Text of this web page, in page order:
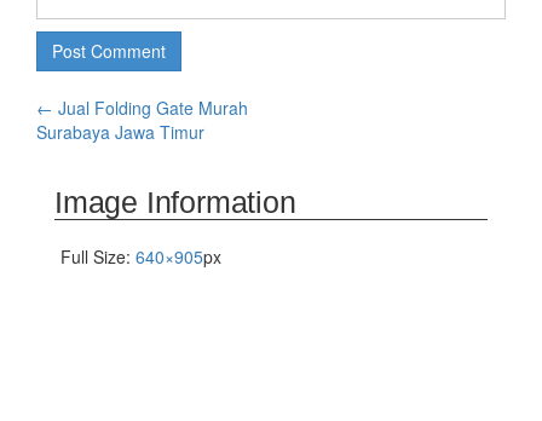
← Jual Folding Gate Murah
Surabaya Jawa Timur
Image Information
Full Size: 640×905px